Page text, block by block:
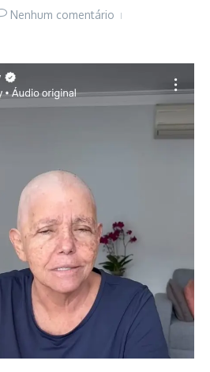
Nenhum comentário